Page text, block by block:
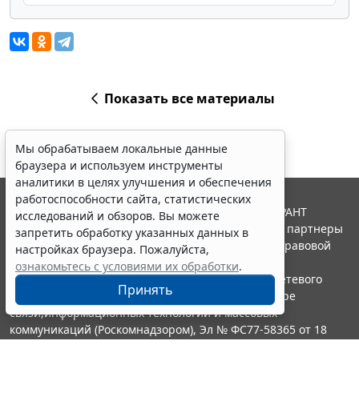
Показать все материалы
Мы обрабатываем локальные данные
браузера и используем инструменты
аналитики в целях улучшения и обеспечения
работоспособности сайта, статистических
исследований и обзоров. Вы можете
запретить обработку указанных данных в
настройках браузера. Пожалуйста,
ознакомьтесь с условиями их обработки.
Принять
© ООО "НПП "ГАРАНТ-СЕРВИС", 2026. Система ГАРАНТ
выпускается с 1990 года. Компания "Гарант" и ее партнеры
являются участниками Российской ассоциации правовой
информации ГАРАНТ.
Портал ГАРАНТ.РУ зарегистрирован в качестве сетевого
издания Федеральной службой по надзору в сфере
связи,информационных технологий и массовых
коммуникаций (Роскомнадзором), Эл № ФС77-58365 от 18